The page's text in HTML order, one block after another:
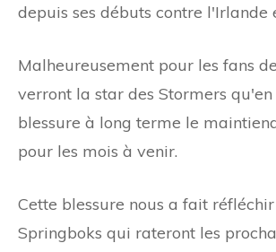
depuis ses débuts contre l'Irlande
Malheureusement pour les fans
verront la star des Stormers
blessure à long terme le
pour les mois à venir.
Cette blessure nous a fait
Springboks qui rateront les